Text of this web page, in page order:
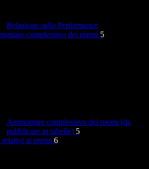
Relazione sulla Performance
complessivo dei premi 5
Ammontare complessivo dei premi (da
pubblicare in tabelle) 5
ai premi 6